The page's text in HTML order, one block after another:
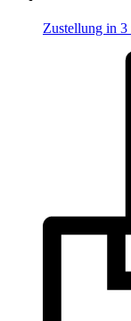
Zustellung in 3